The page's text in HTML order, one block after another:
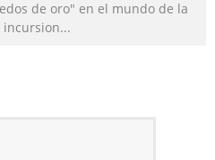
de oro" en el mundo de la
incursion...